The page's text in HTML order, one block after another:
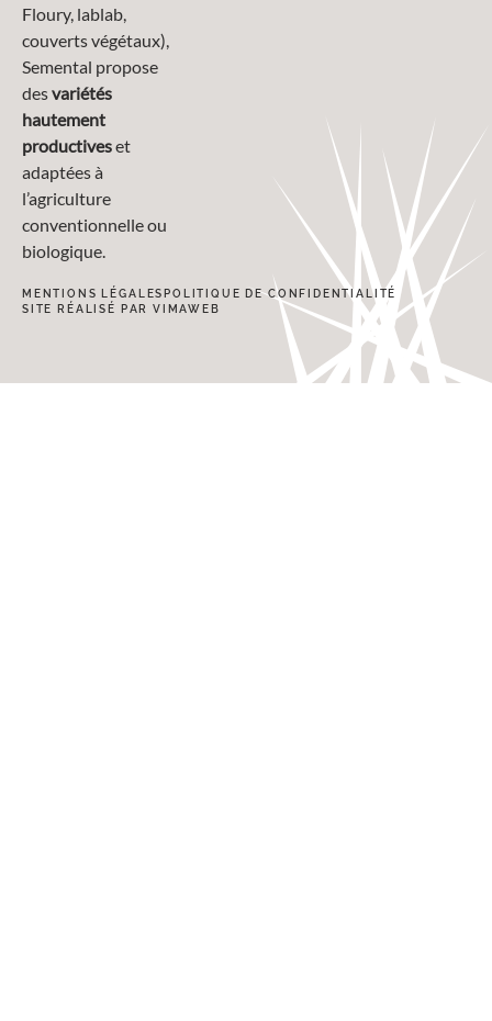
Floury, lablab,
couverts végétaux),
Semental propose
desvariétés
hautement
productiveset
adaptées à
l’agriculture
conventionnelle ou
biologique.
MENTIONS LÉGALES POLITIQUE DE CONFIDENTIALITÉ
SITE RÉALISÉ PAR VIMAWEB